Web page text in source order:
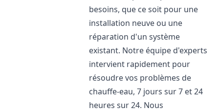
besoins, que ce soit pour une
installation neuve ou une
réparation d'un système
existant. Notre équipe d'experts
intervient rapidement pour
résoudre vos problèmes de
chauffe-eau, 7 jours sur 7 et 24
heures sur 24. Nous